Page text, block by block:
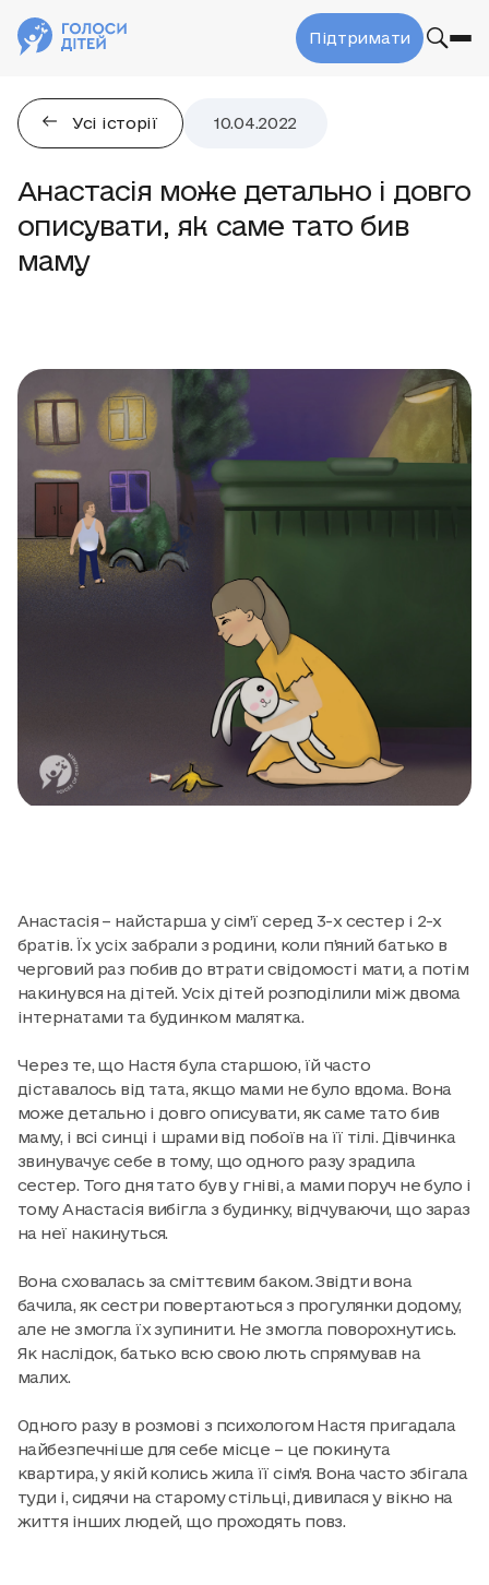
Підтримати
Усі історії 10.04.2022
Анастасія може детально і довго
описувати, як саме тато бив
маму
Анастасія – найстарша у сім’ї серед 3-х сестер і 2-х
братів. Їх усіх забрали з родини, коли п’яний батько в
черговий раз побив до втрати свідомості мати, а потім
накинувся на дітей. Усіх дітей розподілили між двома
інтернатами та будинком малятка.
Через те, що Настя була старшою, їй часто
діставалось від тата, якщо мами не було вдома. Вона
може детально і довго описувати, як саме тато бив
маму, і всі синці і шрами від побоїв на її тілі. Дівчинка
звинувачує себе в тому, що одного разу зрадила
сестер. Того дня тато був у гніві, а мами поруч не було і
тому Анастасія вибігла з будинку, відчуваючи, що зараз
на неї накинуться.
Вона сховалась за сміттєвим баком. Звідти вона
бачила, як сестри повертаються з прогулянки додому,
але не змогла їх зупинити. Не змогла поворохнутись.
Як наслідок, батько всю свою лють спрямував на
малих.
Одного разу в розмові з психологом Настя пригадала
найбезпечніше для себе місце – це покинута
квартира, у якій колись жила її сім’я. Вона часто збігала
туди і, сидячи на старому стільці, дивилася у вікно на
життя інших людей, що проходять повз.